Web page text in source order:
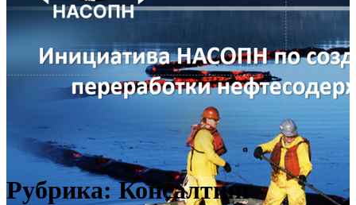
Рубрика:Консалтинг